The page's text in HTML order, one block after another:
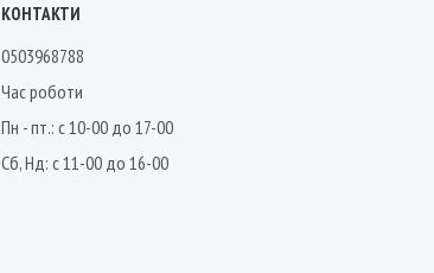
КОНТАКТИ
0503968788
Час роботи
Пн - пт.: с 10-00 до 17-00
Сб, Нд: с 11-00 до 16-00